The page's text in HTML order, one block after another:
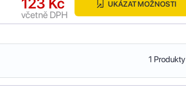
123 Kč
včetně DPH
UKÁZAT MOŽNOSTI
1 Produkty